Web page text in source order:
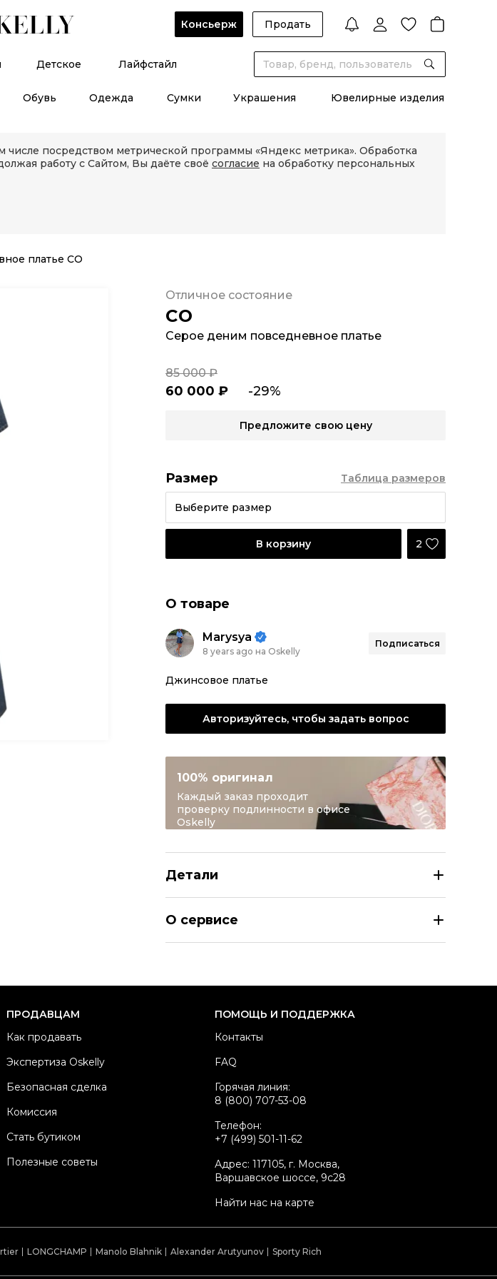
Консьерж Продать
Детское Лайфстайл
Обувь Одежда Сумки Украшения Ювелирные изделия
посредством метрической программы «Яндекс метрика». Обработка
работу с Сайтом, Вы даёте своё согласие на обработку персональных
платье CO
CO
Серое деним повседневное платье
Отличное состояние
60 000 ₽ -29%
85 000 ₽
Предложите свою цену
Размер
Выберите размер
Таблица размеров
В корзину 2
О товаре
Marysya
8 years ago на Oskelly
Подписаться
Джинсовое платье
Авторизуйтесь, чтобы задать вопрос
100% оригинал
Каждый заказ проходит
проверку подлинности в офисе
Oskelly
Детали
Состояние товара
Продавец
О сервисе
ПРОДАВЦАМ
Как продавать
Экспертиза Oskelly
Безопасная сделка
Комиссия
Стать бутиком
Полезные советы
ПОМОЩЬ И ПОДДЕРЖКА
Контакты
FAQ
Горячая линия:
8 (800) 707-53-08
Телефон:
+7 (499) 501-11-62
Адрес: 117105, г. Москва,
Варшавское шоссе, 9с28
Найти нас на карте
LONGCHAMP Manolo Blahnik Alexander Arutyunov Sporty Rich